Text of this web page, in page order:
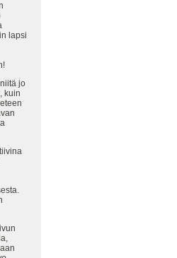
lapsi
jo
kuin